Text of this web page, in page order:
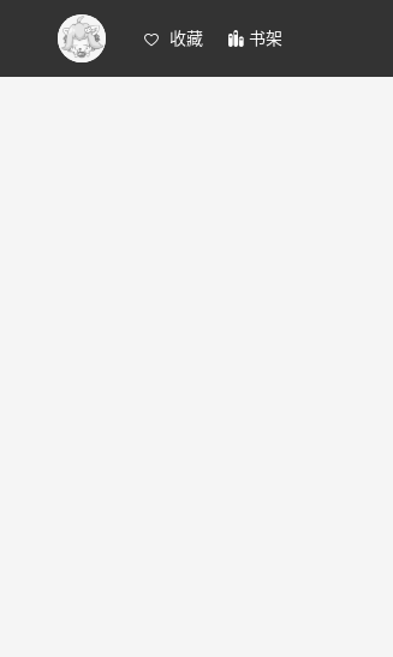
收藏 书架